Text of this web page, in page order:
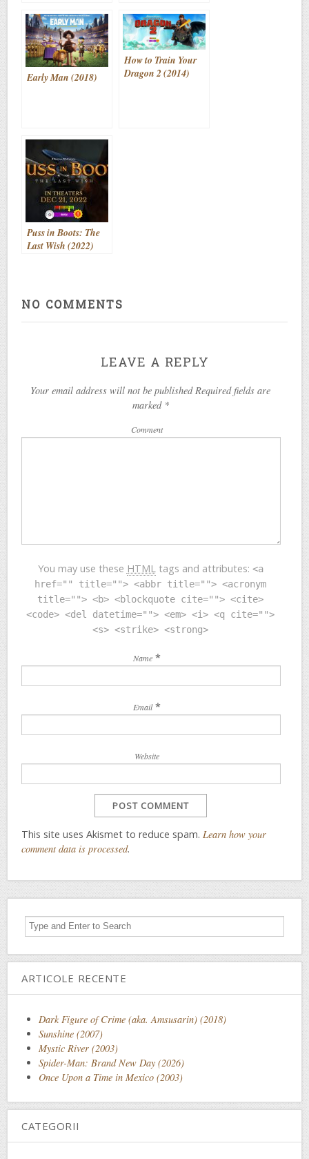
Early Man (2018)
How to Train Your
Dragon 2 (2014)
Puss in Boots: The
Last Wish (2022)
NO COMMENTS
LEAVE A REPLY
Your email address will not be published Required fields are
marked *
Comment
You may use these HTML tags and attributes: <a
href="" title=""> <abbr title=""> <acronym
title=""> <b> <blockquote cite=""> <cite>
<code> <del datetime=""> <em> <i> <q cite="">
<s> <strike> <strong>
Name *
Email *
Website
This site uses Akismet to reduce spam. Learn how your
comment data is processed.
ARTICOLE RECENTE
Dark Figure of Crime (aka. Amsusarin) (2018)
Sunshine (2007)
Mystic River (2003)
Spider-Man: Brand New Day (2026)
Once Upon a Time in Mexico (2003)
CATEGORII